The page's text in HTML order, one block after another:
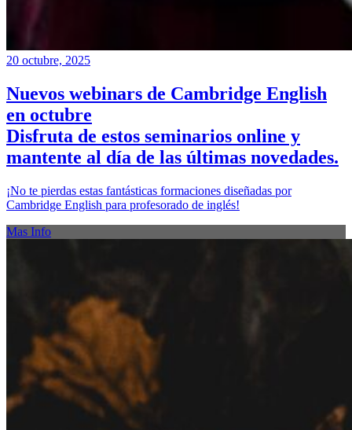
20 octubre, 2025
Nuevos webinars de Cambridge English
en octubre
Disfruta de estos seminarios online y
mantente al día de las últimas novedades.
¡No te pierdas estas fantásticas formaciones diseñadas por
Cambridge English para profesorado de inglés!
Mas Info